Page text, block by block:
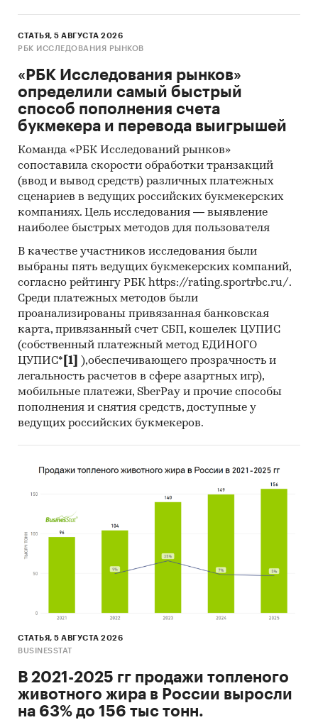
СТАТЬЯ, 5 АВГУСТА 2026
РБК ИССЛЕДОВАНИЯ РЫНКОВ
«РБК Исследования рынков»
определили самый быстрый
способ пополнения счета
букмекера и перевода выигрышей
Команда «РБК Исследований рынков»
сопоставила скорости обработки транзакций
(ввод и вывод средств) различных платежных
сценариев в ведущих российских букмекерских
компаниях. Цель исследования — выявление
наиболее быстрых методов для пользователя
В качестве участников исследования были
выбраны пять ведущих букмекерских компаний,
согласно рейтингу РБК https://rating.sportrbc.ru/.
Среди платежных методов были
проанализированы привязанная банковская
карта, привязанный счет СБП, кошелек ЦУПИС
(собственный платежный метод ЕДИНОГО
ЦУПИС* [1]
),обеспечивающего прозрачность и
легальность расчетов в сфере азартных игр),
мобильные платежи, SberPay и прочие способы
пополнения и снятия средств, доступные у
ведущих российских букмекеров.
СТАТЬЯ, 5 АВГУСТА 2026
BUSINESSTAT
В 2021-2025 гг продажи топленого
животного жира в России выросли
на 63% до 156 тыс тонн.